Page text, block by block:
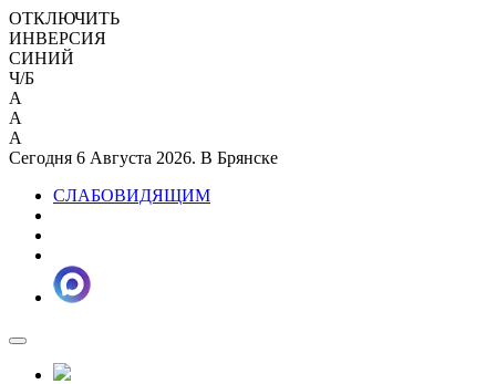
ОТКЛЮЧИТЬ
ИНВЕРСИЯ
СИНИЙ
Ч/Б
A
A
A
Сегодня 6 Августа 2026. В Брянске
СЛАБОВИДЯЩИМ